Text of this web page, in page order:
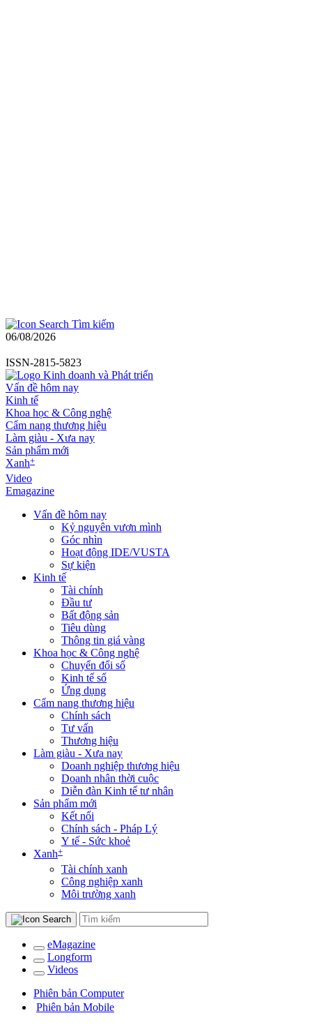
Tìm kiếm
06/08/2026
ISSN-2815-5823
Vấn đề hôm nay
Kinh tế
Khoa học & Công nghệ
Cẩm nang thương hiệu
Làm giàu - Xưa nay
Sản phẩm mới
Xanh+
Video
Emagazine
Vấn đề hôm nay
Kỷ nguyên vươn mình
Góc nhìn
Hoạt động IDE/VUSTA
Sự kiện
Kinh tế
Tài chính
Đầu tư
Bất động sản
Tiêu dùng
Thông tin giá vàng
Khoa học & Công nghệ
Chuyển đổi số
Kinh tế số
Ứng dụng
Cẩm nang thương hiệu
Chính sách
Tư vấn
Thương hiệu
Làm giàu - Xưa nay
Doanh nghiệp thương hiệu
Doanh nhân thời cuộc
Diễn đàn Kinh tế tư nhân
Sản phẩm mới
Kết nối
Chính sách - Pháp Lý
Y tế - Sức khoẻ
Xanh+
Tài chính xanh
Công nghiệp xanh
Môi trường xanh
eMagazine
Longform
Videos
Phiên bản Computer
Phiên bản Mobile